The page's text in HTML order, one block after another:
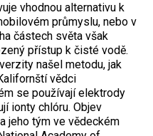
vhodnou alternativu k
průmyslu, nebo v
částech světa však
přístup k čisté vodě.
našel metodu, jak
vědci
se používají elektrody
ionty chlóru. Objev
jeho tým ve vědeckém